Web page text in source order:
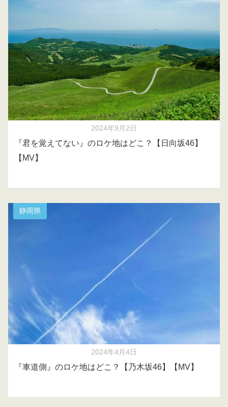
2024年9月2日
『君を覚えてない』のロケ地はどこ？【日向坂46】
【MV】
静岡県
2024年4月4日
『車道側』のロケ地はどこ？【乃木坂46】【MV】